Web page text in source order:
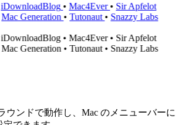
•Mac4Ever •Sir Apfelot
Generation •Tutonaut •Snazzy Labs
•Mac4Ever•Sir Apfelot
Generation•Tutonaut•Snazzy Labs
ウンドで動作し、Mac のメニューバーに